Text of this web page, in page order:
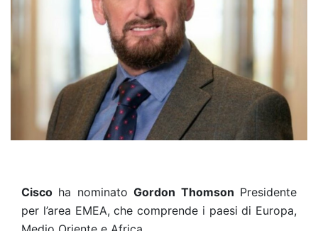
Cisco ha nominatoGordon Thomson Presidente
per l’area EMEA, che comprende i paesi di Europa,